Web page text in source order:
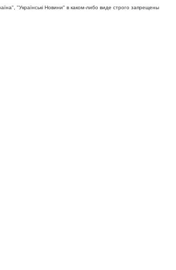
"Українськi Новини" в каком-либо виде строго запрещены